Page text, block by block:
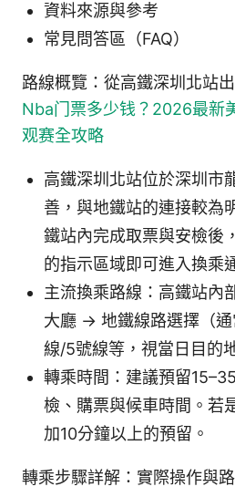
資料來源與參考
常見問答區（FAQ）
路線概覽：從高鐵深圳北站
Nba门票多少钱？2026最新
观赛全攻略
高鐵深圳北站位於深圳市
善，與地鐵站的連接較為
鐵站內完成取票與安檢後
的指示區域即可進入換乘
主流換乘路線：高鐵站內
大廳 → 地鐵線路選擇（
線/5號線等，視當日目的
轉乘時間：建議預留
檢、購票與候車時間。若
加10分鐘以上的預留。
轉乘步驟詳解：實際操作與